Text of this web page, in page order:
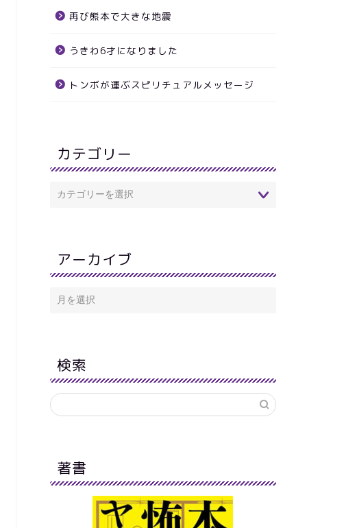
再び熊本で大きな地震
うきわ6才になりました
トンボが運ぶスピリチュアルメッセージ
カテゴリー
アーカイブ
検索
著書